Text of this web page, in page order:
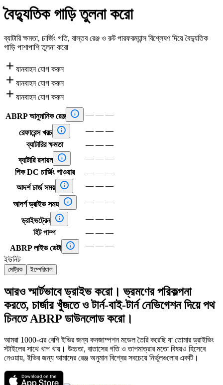
বৈদ্যুতিক গাড়ি তুলনা করো
ব্যাটারি ক্ষমতা, চার্জিং গতি, বাস্তব রেঞ্জ ও রুট পারফরম্যান্স বিশ্লেষণ দিয়ে বৈদ্যুতিক
গাড়ি পাশাপাশি তুলনা করো
 যানবাহন যোগ করুন
 যানবাহন যোগ করুন
 যানবাহন যোগ করুন
ABRP আনুমানিক রেঞ্জ  — — —
রেফারেন্স খরচ  — — —
ব্যাটারির ক্ষমতা
— — —
ব্যাটারি রসায়ন  — — —
পিক DC চার্জিং পাওয়ার
— — —
আদর্শ চার্জ সময়
 — — —
আদর্শ ড্রাইভ সময়  — — —
ড্রাইভট্রেন  — — —
হিট পাম্প
— — —
ABRP লাইভ ডেটা  — — —
ইউনিট
মেট্রিক ইম্পেরিয়াল
আরও স্মার্টভাবে ড্রাইভ করো। ভ্রমণের পরিকল্পনা
করতে, চার্জার খুঁজতে ও টার্ন-বাই-টার্ন নেভিগেশন দিয়ে পথ
চিনতে ABRP ডাউনলোড করো।
আমরা 1000-এর বেশি ইভির জন্য কনজাম্পশন মডেল তৈরি করেছি যা তোমার ড্রাইভিং
স্টাইলের সাথে খাপ খায়। উচ্চতা, বাতাসের গতি ও তাপমাত্রার মতো বিষয়ও হিসেবে
নেওয়ায়, ইভির জন্য আমাদের রেঞ্জ অনুমান বিশ্বের সবচেয়ে নির্ভুলগুলোর একটি।